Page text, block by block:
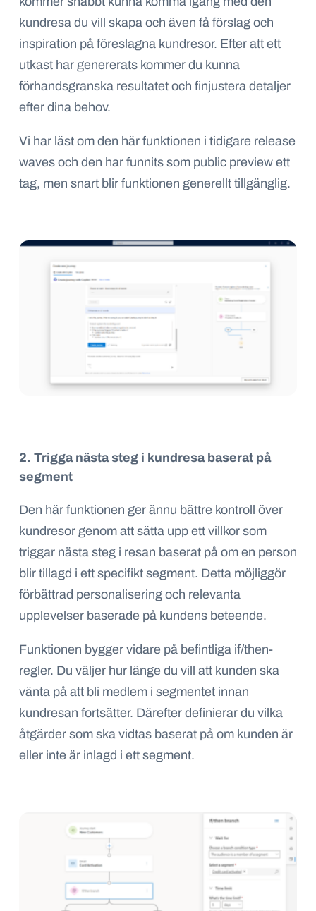
kundresa du vill skapa och även få förslag och
inspiration på föreslagna kundresor. Efter att ett
utkast har genererats kommer du kunna
förhandsgranska resultatet och finjustera detaljer
efter dina behov.
Vi har läst om den här funktionen i tidigare release
waves och den har funnits som public preview ett
tag, men snart blir funktionen generellt tillgänglig.
2. Trigga nästa steg i kundresa baserat på
segment
Den här funktionen ger ännu bättre kontroll över
kundresor genom att sätta upp ett villkor som
triggar nästa steg i resan baserat på om en person
blir tillagd i ett specifikt segment. Detta möjliggör
förbättrad personalisering och relevanta
upplevelser baserade på kundens beteende.
Funktionen bygger vidare på befintliga if/then-
regler. Du väljer hur länge du vill att kunden ska
vänta på att bli medlem i segmentet innan
kundresan fortsätter. Därefter definierar du vilka
åtgärder som ska vidtas baserat på om kunden är
eller inte är inlagd i ett segment.